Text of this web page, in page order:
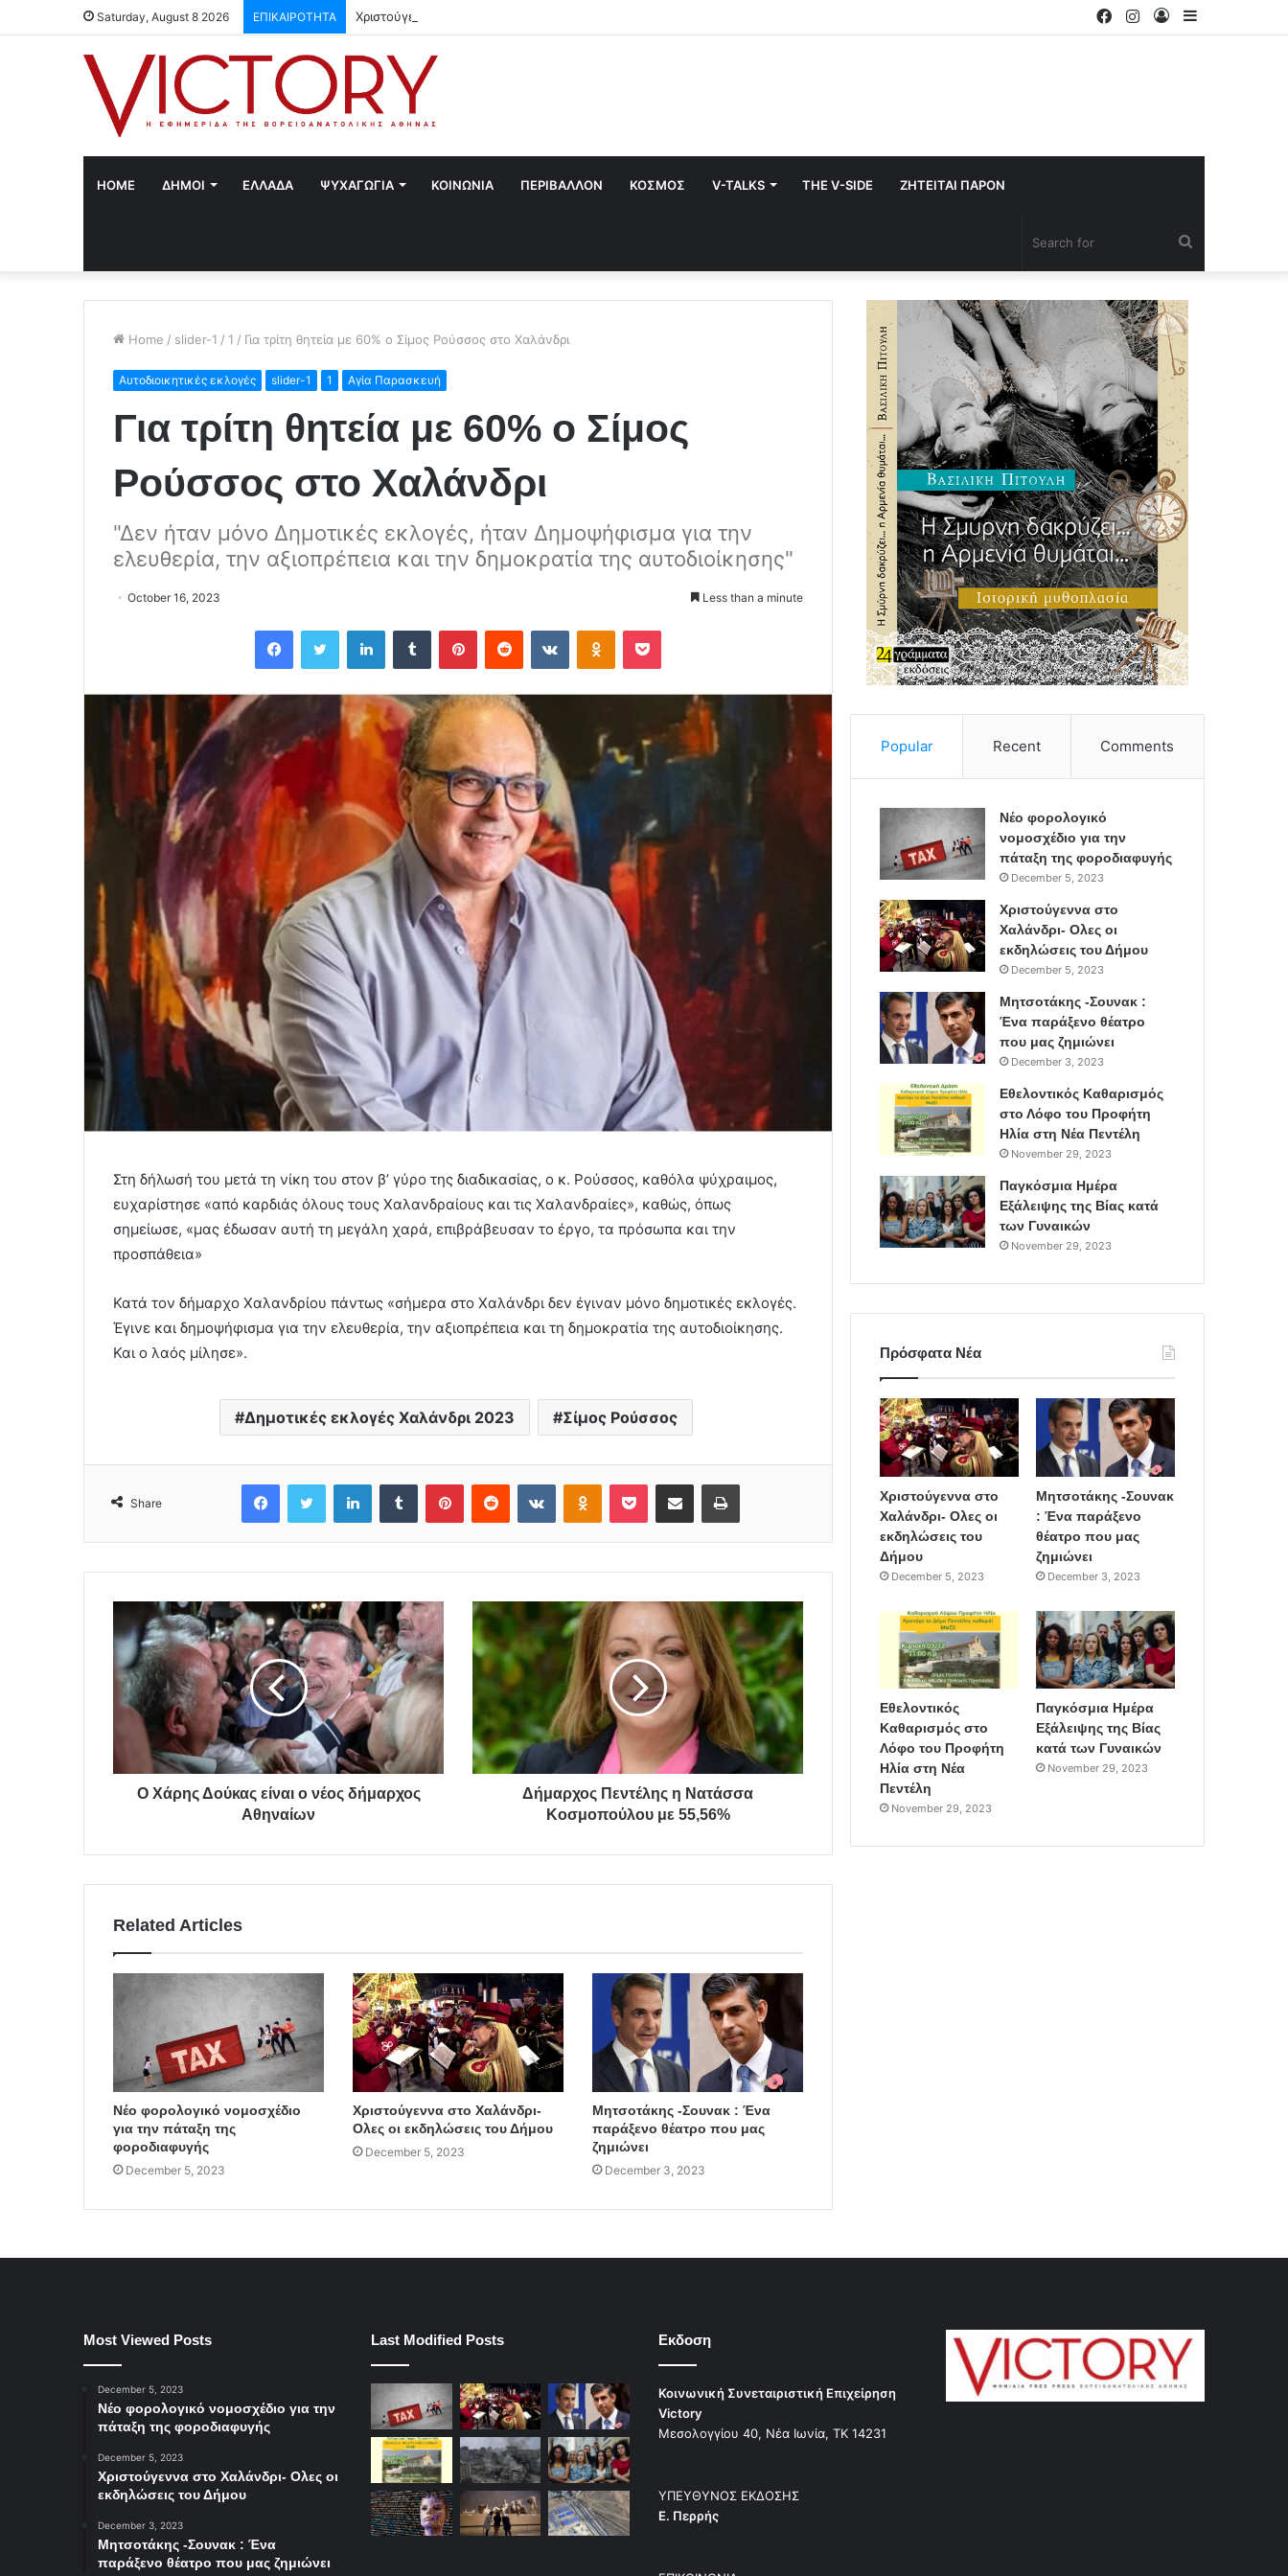
Saturday, August 8 2026 ΕΠΙΚΑΙΡΟΤΗΤΑ Χριστούγεννα στο Χαλάνδρι- Ολες οι εκδηλώσεις του Δήμου
Log
Instagram
Facebook
HOME ΔΗΜΟΙ ΕΛΛΑΔΑ ΨΥΧΑΓΩΓΙΑ ΚΟΙΝΩΝΙΑ ΠΕΡΙΒΑΛΛΟΝ ΚΟΣΜΟΣ V-TALKS THE V-SIDE ΖΗΤΕΙΤΑΙ ΠΑΡΟΝ
Home / slider-1 / 1 / Για τρίτη θητεία με 60% ο Σίμος Ρούσσος στο Χαλάνδρι
Αυτοδιοικητικές εκλογές slider-1 1 Αγία Παρασκευή
Για τρίτη θητεία με 60% ο Σίμος
Ρούσσος στο Χαλάνδρι
"Δεν ήταν μόνο Δημοτικές εκλογές, ήταν Δημοψήφισμα για την
ελευθερία, την αξιοπρέπεια και την δημοκρατία της αυτοδιοίκησης"
October 16, 2023 Less than a minute
Στη δήλωσή του μετά τη νίκη του στον β’ γύρο της διαδικασίας, ο κ. Ρούσσος, καθόλα ψύχραιμος,
ευχαρίστησε «από καρδιάς όλους τους Χαλανδραίους και τις Χαλανδραίες», καθώς, όπως
σημείωσε, «μας έδωσαν αυτή τη μεγάλη χαρά, επιβράβευσαν το έργο, τα πρόσωπα και την
προσπάθεια»
Κατά τον δήμαρχο Χαλανδρίου πάντως «σήμερα στο Χαλάνδρι δεν έγιναν μόνο δημοτικές εκλογές.
Έγινε και δημοψήφισμα για την ελευθερία, την αξιοπρέπεια και τη δημοκρατία της αυτοδιοίκησης.
Και ο λαός μίλησε».
Δημοτικές εκλογές Χαλάνδρι 2023 Σίμος Ρούσσος
Share
Ο Χάρης Δούκας είναι ο νέος δήμαρχος
Αθηναίων
Δήμαρχος Πεντέλης η Νατάσσα
Κοσμοπούλου με 55,56%
Related Articles
Νέο φορολογικό νομοσχέδιο
για την πάταξη της
φοροδιαφυγής
December 5, 2023
Χριστούγεννα στο Χαλάνδρι-
Ολες οι εκδηλώσεις του Δήμου
December 5, 2023
Μητσοτάκης -Σουνακ : Ένα
παράξενο θέατρο που μας
ζημιώνει
December 3, 2023
Popular Recent Comments
Νέο φορολογικό
νομοσχέδιο για την
πάταξη της φοροδιαφυγής
December 5, 2023
Χριστούγεννα στο
Χαλάνδρι- Ολες οι
εκδηλώσεις του Δήμου
December 5, 2023
Μητσοτάκης -Σουνακ :
Ένα παράξενο θέατρο
που μας ζημιώνει
December 3, 2023
Εθελοντικός Καθαρισμός
στο Λόφο του Προφήτη
Ηλία στη Νέα Πεντέλη
November 29, 2023
Παγκόσμια Ημέρα
Εξάλειψης της Βίας κατά
των Γυναικών
November 29, 2023
Πρόσφατα Νέα
Χριστούγεννα στο
Χαλάνδρι- Ολες οι
εκδηλώσεις του
Δήμου
December 5, 2023
Μητσοτάκης -Σουνακ
: Ένα παράξενο
θέατρο που μας
ζημιώνει
December 3, 2023
Εθελοντικός
Καθαρισμός στο
Λόφο του Προφήτη
Ηλία στη Νέα
Πεντέλη
November 29, 2023
Παγκόσμια Ημέρα
Εξάλειψης της Βίας
κατά των Γυναικών
November 29, 2023
Most Viewed Posts
December 5, 2023
Νέο φορολογικό νομοσχέδιο για την
πάταξη της φοροδιαφυγής
December 5, 2023
Χριστούγεννα στο Χαλάνδρι- Ολες οι
εκδηλώσεις του Δήμου
December 3, 2023
Μητσοτάκης -Σουνακ : Ένα
παράξενο θέατρο που μας ζημιώνει
Last Modified Posts Εκδοση
Κοινωνική Συνεταιριστική Επιχείρηση
Victory
Μεσολογγίου 40, Νέα Ιωνία, ΤΚ 14231
ΥΠΕΥΘΥΝΟΣ ΕΚΔΟΣΗΣ
Ε. Περρής